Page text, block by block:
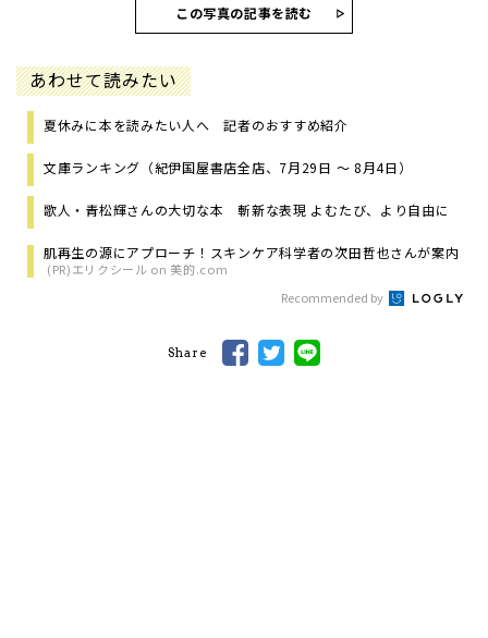
この写真の記事を読む
あわせて読みたい
夏休みに本を読みたい人へ 記者のおすすめ紹介
文庫ランキング（紀伊国屋書店全店、7月29日 ～ 8月4日）
歌人・青松輝さんの大切な本 斬新な表現 よむたび、より自由に
肌再生の源にアプローチ！スキンケア科学者の次田哲也さんが案内
(PR)エリクシール on 美的.com
Recommended by
Share